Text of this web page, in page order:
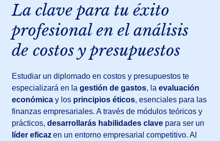
La clave para tu éxito
profesional en el análisis
de costos y presupuestos
Estudiar un diplomado en costos y presupuestos te
especializará en la gestión de gastos, la evaluación
económica y los principios éticos, esenciales para las
finanzas empresariales. A través de módulos teóricos y
prácticos, desarrollarás habilidades clave para ser un
líder eficazen un entorno empresarial competitivo. Al